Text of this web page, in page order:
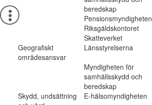
beredskap
Pensionsmyndigheten
Riksgäldskontoret
Skatteverket
Geografiskt
områdesansvar
Länsstyrelserna
Myndigheten för
samhällsskydd och
beredskap
Skydd, undsättning
E-hälsomyndigheten